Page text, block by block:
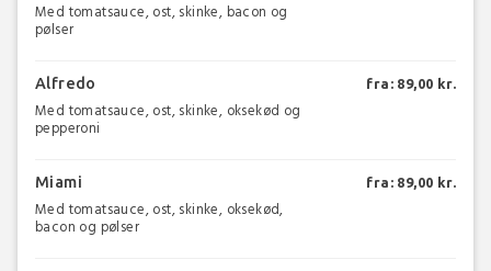
Med tomatsauce, ost, skinke, bacon og
pølser
Alfredo
Med tomatsauce, ost, skinke, oksekød og
pepperoni
fra: 89,00 kr.
Miami
Med tomatsauce, ost, skinke, oksekød,
bacon og pølser
fra: 89,00 kr.